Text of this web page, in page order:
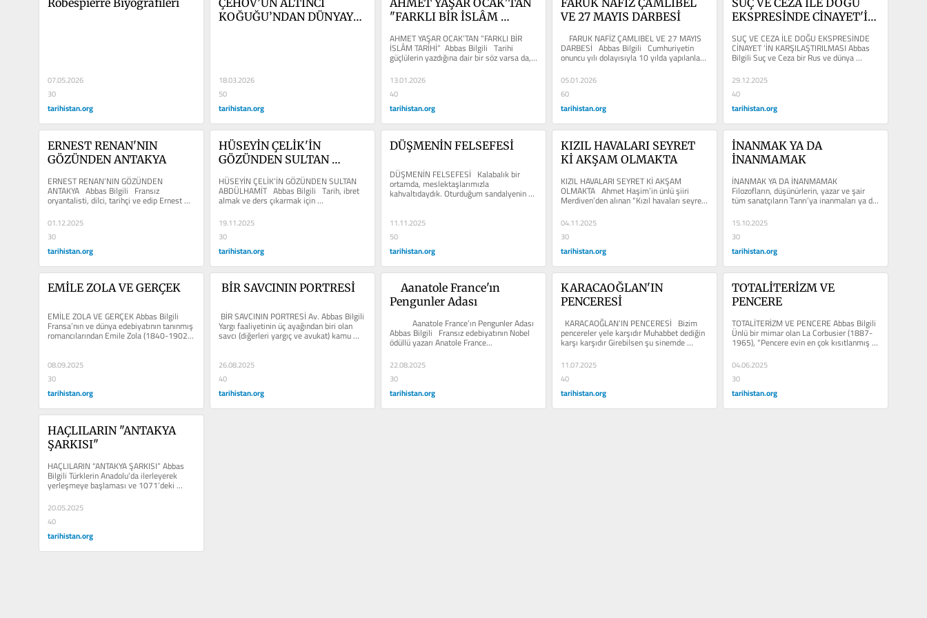
07.05.2026
30
tarihistan.org
KOĞUĞU’NDAN DÜNYAYA
18.03.2026
50
tarihistan.org
"FARKLI BİR İSLÂM
AHMET YAŞAR OCAK’TAN “FARKLI BİR
İSLÂM TARİHİ”  Abbas Bilgili   Tarihi
güçlülerin yazdığına dair bir söz varsa da,
bu...
13.01.2026
40
tarihistan.org
VE 27 MAYIS DARBESİ
FARUK NAFİZ ÇAMLIBEL VE 27 MAYIS
DARBESİ   Abbas Bilgili   Cumhuriyetin
onuncu yılı dolayısıyla 10 yılda yapılanları
05.01.2026
60
tarihistan.org
EKSPRESİNDE CİNAYET'İN
SUÇ VE CEZA İLE DOĞU EKSPRESİNDE
CİNAYET ’İN KARŞILAŞTIRILMASI Abbas
Bilgili Suç ve Ceza bir Rus ve dünya
klasiği, Doğu...
29.12.2025
40
tarihistan.org
ERNEST RENAN'NIN
GÖZÜNDEN ANTAKYA
ERNEST RENAN’NIN GÖZÜNDEN
ANTAKYA   Abbas Bilgili   Fransız
oryantalisti, dilci, tarihçi ve edip Ernest
Renan (1823-1892)...
01.12.2025
30
tarihistan.org
HÜSEYİN ÇELİK'İN
GÖZÜNDEN SULTAN
HÜSEYİN ÇELİK’İN GÖZÜNDEN SULTAN
ABDÜLHAMİT   Abbas Bilgili   Tarih, ibret
almak ve ders çıkarmak için
başvuracağımız bir...
19.11.2025
30
tarihistan.org
DÜŞMENİN FELSEFESİ
DÜŞMENİN FELSEFESİ   Kalabalık bir
ortamda, meslektaşlarımızla
kahvaltıdaydık. Oturduğum sandalyenin
yaslandığım kısmı aniden...
11.11.2025
50
tarihistan.org
KIZIL HAVALARI SEYRET
Kİ AKŞAM OLMAKTA
KIZIL HAVALARI SEYRET Kİ AKŞAM
OLMAKTA   Ahmet Haşim’in ünlü şiiri
Merdiven’den alınan “Kızıl havaları seyret
04.11.2025
30
tarihistan.org
İNANMAK YA DA
İNANMAMAK
İNANMAK YA DA İNANMAMAK
Filozofların, düşünürlerin, yazar ve şair
tüm sanatçıların Tanrı’ya inanmaları ya da
inanmamaları...
15.10.2025
30
tarihistan.org
EMİLE ZOLA VE GERÇEK
EMİLE ZOLA VE GERÇEK Abbas Bilgili
Fransa’nın ve dünya edebiyatının tanınmış
romancılarından Emile Zola (1840-1902)
08.09.2025
30
tarihistan.org
BİR SAVCININ PORTRESİ
BİR SAVCININ PORTRESİ Av. Abbas Bilgili
Yargı faaliyetinin üç ayağından biri olan
savcı (diğerleri yargıç ve avukat) kamu
adına...
26.08.2025
40
tarihistan.org
Aanatole France'ın
Pengunler Adası
Aanatole France’ın Pengunler Adası
Abbas Bilgili   Fransız edebiyatının Nobel
ödüllü yazarı Anatole France...
22.08.2025
30
tarihistan.org
KARACAOĞLAN'IN
PENCERESİ
KARACAOĞLAN’IN PENCERESİ   Bizim
pencereler yele karşıdır Muhabbet dediğin
karşı karşıdır Girebilsen şu sinemde
neler...
11.07.2025
40
tarihistan.org
TOTALİTERİZM VE
PENCERE
TOTALİTERİZM VE PENCERE Abbas Bilgili
Ünlü bir mimar olan La Corbusier (1887-
1965), “Pencere evin en çok kısıtlanmış
organıdır”...
04.06.2025
30
tarihistan.org
HAÇLILARIN "ANTAKYA
ŞARKISI"
HAÇLILARIN “ANTAKYA ŞARKISI” Abbas
Bilgili Türklerin Anadolu’da ilerleyerek
yerleşmeye başlaması ve 1071’deki
Malazgirt...
20.05.2025
40
tarihistan.org